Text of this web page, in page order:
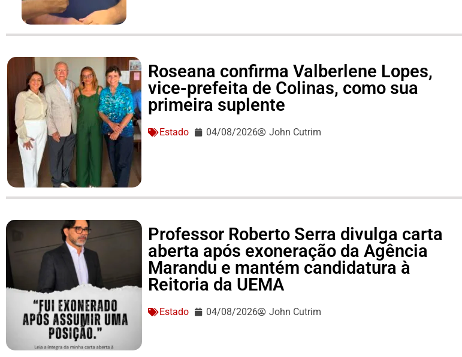
Roseana confirma Valberlene Lopes,
vice-prefeita de Colinas, como sua
primeira suplente
Estado 04/08/2026 John Cutrim
Professor Roberto Serra divulga carta
aberta após exoneração da Agência
Marandu e mantém candidatura à
Reitoria da UEMA
Estado 04/08/2026 John Cutrim